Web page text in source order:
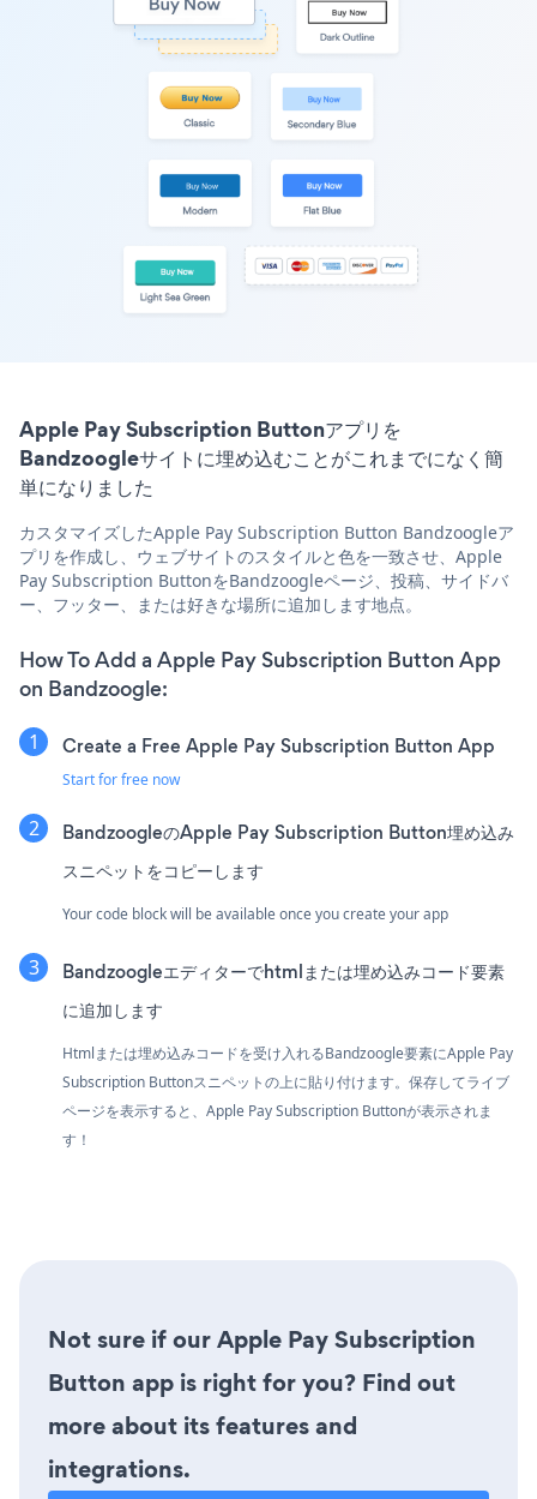
Apple Pay Subscription Buttonアプリを
Bandzoogleサイトに埋め込むことがこれまでになく簡
単になりました
カスタマイズしたApple Pay Subscription Button Bandzoogleア
プリを作成し、ウェブサイトのスタイルと色を一致させ、Apple
Pay Subscription ButtonをBandzoogleページ、投稿、サイドバ
ー、フッター、または好きな場所に追加します地点。
How To Add a Apple Pay Subscription Button App
on Bandzoogle:
Create a Free Apple Pay Subscription Button App
Start for free now
BandzoogleのApple Pay Subscription Button埋め込み
スニペットをコピーします
Your code block will be available once you create your app
Bandzoogleエディターでhtmlまたは埋め込みコード要素
に追加します
Htmlまたは埋め込みコードを受け入れるBandzoogle要素にApple Pay
Subscription Buttonスニペットの上に貼り付けます。保存してライブ
ページを表示すると、Apple Pay Subscription Buttonが表示されま
す！
Not sure if our Apple Pay Subscription
Button app is right for you? Find out
more about its features and
integrations.